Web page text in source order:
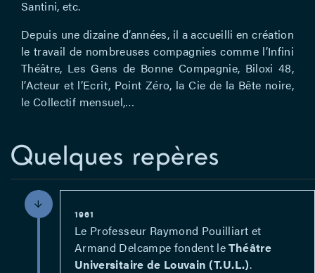
Santini, etc.
Depuis une dizaine d’années, il a accueilli en création
le travail de nombreuses compagnies comme l’Infini
Théâtre, Les Gens de Bonne Compagnie, Biloxi 48,
l’Acteur et l’Ecrit, Point Zéro, la Cie de la Bête noire,
le Collectif mensuel,…
Quelques repères
1961
Le Professeur Raymond Pouilliart et
Armand Delcampe fondent leThéâtre
Universitaire de Louvain (T.U.L.).